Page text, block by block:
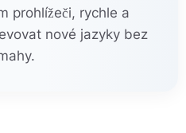
prohlížeči, rychle a
nové jazyky bez